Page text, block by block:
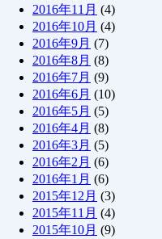
2016年11月 (4)
2016年10月 (4)
2016年9月 (7)
2016年8月 (8)
2016年7月 (9)
2016年6月 (10)
2016年5月 (5)
2016年4月 (8)
2016年3月 (5)
2016年2月 (6)
2016年1月 (6)
2015年12月 (3)
2015年11月 (4)
2015年10月 (9)